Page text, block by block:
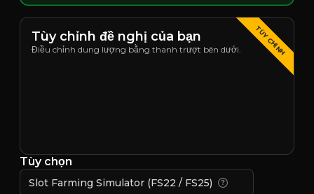
TÙY CHỈNH
Tùy chỉnh đề nghị của bạn
Điều chỉnh dung lượng bằng thanh trượt bên dưới.
Tùy chọn
Slot Farming Simulator (FS22 / FS25)